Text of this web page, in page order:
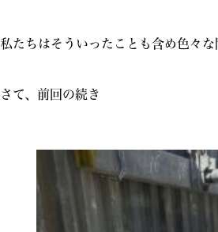
私たちはそういったことも含め色々な
さて、前回の続き